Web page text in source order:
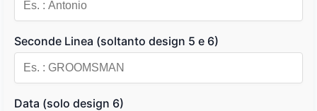
Seconde Linea (soltanto design 5 e 6)
Data (solo design 6)